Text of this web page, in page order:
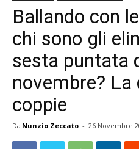
Ballando con
chi sono gli
sesta puntata
novembre?
coppie
Da Nunzio Zeccato - 26 Novembre